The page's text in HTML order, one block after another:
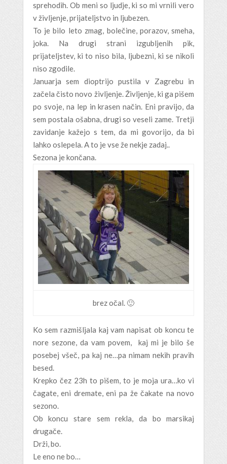
sprehodih. Ob meni so ljudje, ki so mi vrnili vero
v življenje, prijateljstvo in ljubezen.
To je bilo leto zmag, bolečine, porazov, smeha,
joka. Na drugi strani izgubljenih pik,
prijateljstev, ki to niso bila, ljubezni, ki se nikoli
niso zgodile.
Januarja sem dioptrijo pustila v Zagrebu in
začela čisto novo življenje. Življenje, ki ga pišem
po svoje, na lep in krasen način. Eni pravijo, da
sem postala ošabna, drugi so veseli zame. Tretji
zavidanje kažejo s tem, da mi govorijo, da bi
lahko oslepela. A to je vse že nekje zadaj..
Sezona je končana.
brez očal. 🙂
Ko sem razmišljala kaj vam napisat ob koncu te
nore sezone, da vam povem, kaj mi je bilo še
posebej všeč, pa kaj ne…pa nimam nekih pravih
besed.
Krepko čez 23h to pišem, to je moja ura…ko vi
čagate, eni dremate, eni pa že čakate na novo
sezono.
Ob koncu stare sem rekla, da bo marsikaj
drugače.
Drži, bo.
Le eno ne bo…